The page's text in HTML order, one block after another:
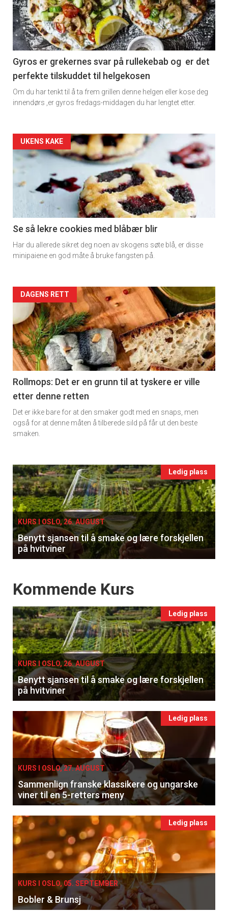
×
Få ukentlige nyhetsbrev fra
Apéritif
Vi tilbyr flere ukentlige nyhetsbrev. Du
kan fritt velge hvilke du ønsker å få
tilsendt.
-
section
11
Dagens
rett
Gyros er grekernes svar på rullekebab og er det
perfekte tilskuddet til helgekosen
Om du har tenkt til å ta frem grillen denne helgen eller kose deg
innendørs ,er gyros fredags-middagen du har lengtet etter.
Artikler
detail
-
section
11
Dagens
UKENS KAKE
Se så lekre cookies med blåbær blir
Har du allerede sikret deg noen av skogens søte blå, er disse
minipaiene en god måte å bruke fangsten på.
Artikler
detail
-
section
11
Ukens
vin
DAGENS RETT
Rollmops: Det er en grunn til at tyskere er ville
etter denne retten
Det er ikke bare for at den smaker godt med en snaps, men
også for at denne måten å tilberede sild på får ut den beste
smaken.
Events
single
Ledig plass
KURS I OSLO, 26. AUGUST
Benytt sjansen til å smake og lære forskjellen
på hvitviner
Events
Kommende Kurs
Ledig plass
KURS I OSLO, 26. AUGUST
Benytt sjansen til å smake og lære forskjellen
på hvitviner
Ledig plass
KURS I OSLO, 27. AUGUST
Sammenlign franske klassikere og ungarske
viner til en 5-retters meny
Ledig plass
KURS I OSLO, 05. SEPTEMBER
Bobler & Brunsj